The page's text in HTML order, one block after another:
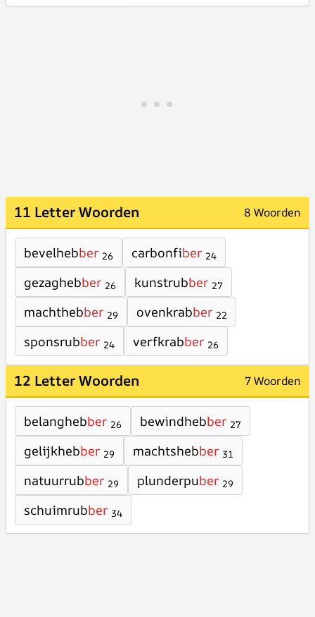
11 Letter Woorden 8 Woorden
bevelhebber 26 carbonfiber 24
gezaghebber 26 kunstrubber 27
machthebber 29 ovenkrabber 22
sponsrubber 24 verfkrabber 26
12 Letter Woorden 7 Woorden
belanghebber 26 bewindhebber 27
gelijkhebber 29 machtshebber 31
natuurrubber 29 plunderpuber 29
schuimrubber 34